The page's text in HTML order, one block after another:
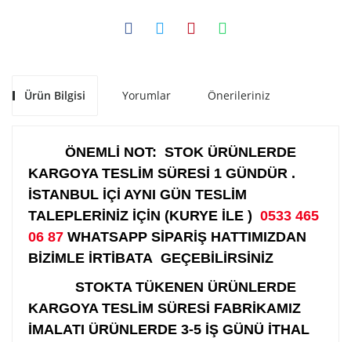
Ürün Bilgisi Yorumlar Önerileriniz
ÖNEMLİ NOT: STOK ÜRÜNLERDE
KARGOYA TESLİM SÜRESİ 1 GÜNDÜR .
İSTANBUL İÇİ AYNI GÜN TESLİM
TALEPLERİNİZ İÇİN (KURYE İLE ) 0533 465
06 87 WHATSAPP SİPARİŞ HATTIMIZDAN
BİZİMLE İRTİBATA GEÇEBİLİRSİNİZ
STOKTA TÜKENEN ÜRÜNLERDE
KARGOYA TESLİM SÜRESİ FABRİKAMIZ
İMALATI ÜRÜNLERDE 3-5 İŞ GÜNÜ İTHAL